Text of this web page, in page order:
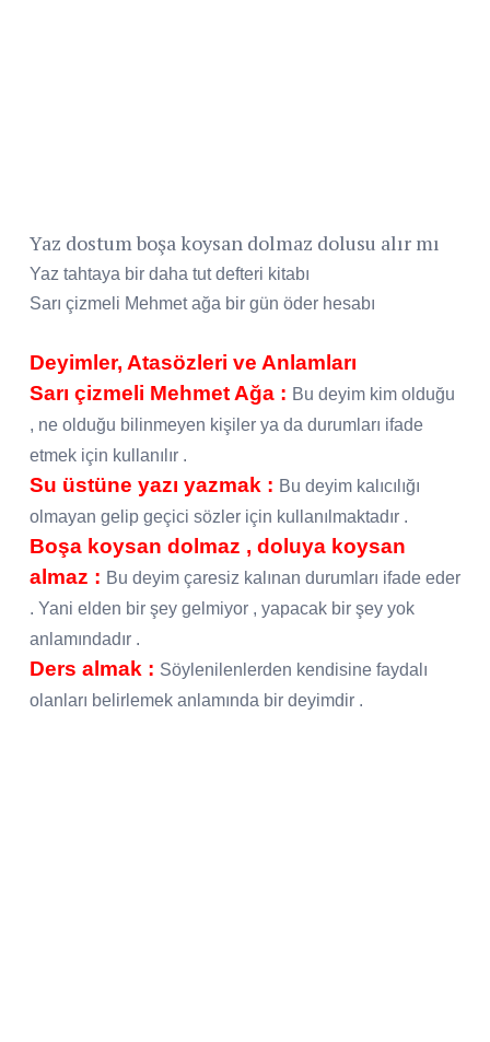
Yaz dostum boşa koysan dolmaz dolusu alır mı
Yaz tahtaya bir daha tut defteri kitabı
Sarı çizmeli Mehmet ağa bir gün öder hesabı
Deyimler, Atasözleri ve Anlamları
Sarı çizmeli Mehmet Ağa : Bu deyim kim olduğu
, ne olduğu bilinmeyen kişiler ya da durumları ifade
etmek için kullanılır .
Su üstüne yazı yazmak : Bu deyim kalıcılığı
olmayan gelip geçici sözler için kullanılmaktadır .
Boşa koysan dolmaz , doluya koysan
almaz : Bu deyim çaresiz kalınan durumları ifade eder
. Yani elden bir şey gelmiyor , yapacak bir şey yok
anlamındadır .
Ders almak : Söylenilenlerden kendisine faydalı
olanları belirlemek anlamında bir deyimdir .